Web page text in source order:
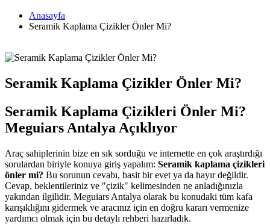
Anasayfa
Seramik Kaplama Çizikler Önler Mi?
Seramik Kaplama Çizikler Önler Mi?
Seramik Kaplama Çizikleri Önler Mi?
Meguiars Antalya Açıklıyor
Araç sahiplerinin bize en sık sorduğu ve internette en çok araştırdığı
sorulardan biriyle konuya giriş yapalım: Seramik kaplama çizikleri
önler mi? Bu sorunun cevabı, basit bir evet ya da hayır değildir.
Cevap, beklentileriniz ve "çizik" kelimesinden ne anladığınızla
yakından ilgilidir. Meguiars Antalya olarak bu konudaki tüm kafa
karışıklığını gidermek ve aracınız için en doğru kararı vermenize
yardımcı olmak için bu detaylı rehberi hazırladık.